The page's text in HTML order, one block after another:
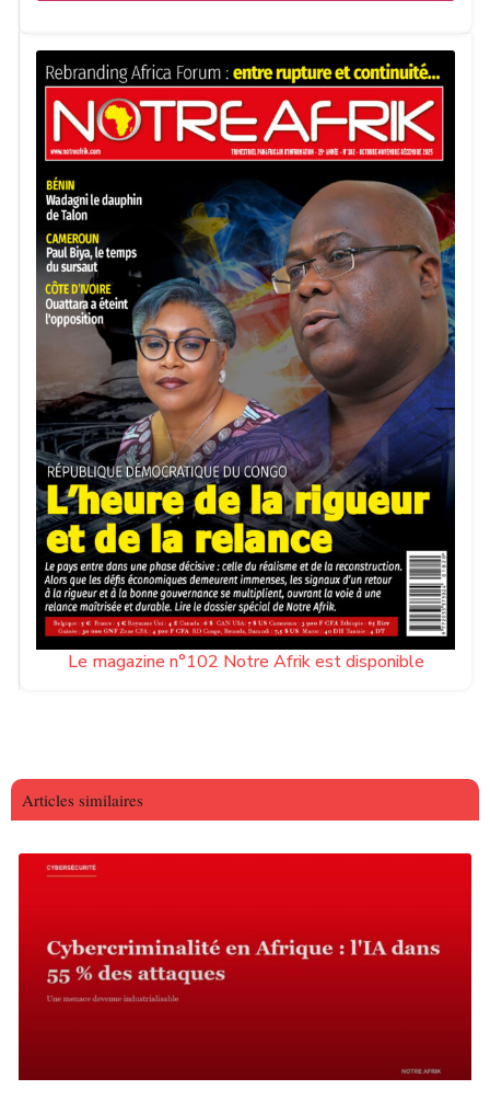
Le magazine n°102 Notre Afrik est disponible
Articles similaires